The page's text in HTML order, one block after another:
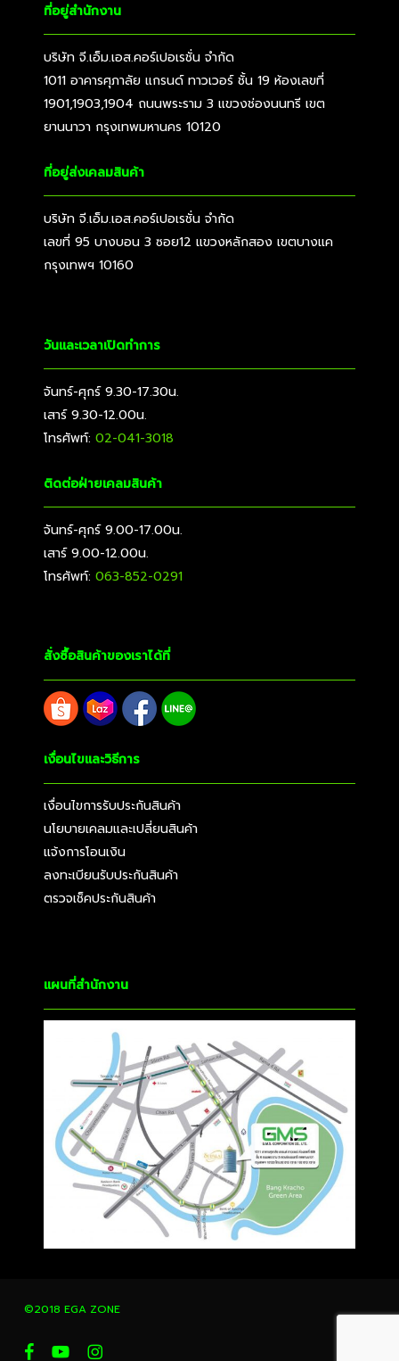
ที่อยู่สำนักงาน
บริษัท จี.เอ็ม.เอส.คอร์เปอเรชั่น จำกัด
1011 อาคารศุภาลัย แกรนด์ ทาวเวอร์ ชั้น 19 ห้องเลขที่
1901,1903,1904 ถนนพระราม 3 แขวงช่องนนทรี เขต
ยานนาวา กรุงเทพมหานคร 10120
ที่อยู่ส่งเคลมสินค้า
บริษัท จี.เอ็ม.เอส.คอร์เปอเรชั่น จำกัด
เลขที่ 95 บางบอน 3 ซอย12 แขวงหลักสอง เขตบางแค
กรุงเทพฯ 10160
วันและเวลาเปิดทำการ
จันทร์-ศุกร์ 9.30-17.30น.
เสาร์ 9.30-12.00น.
โทรศัพท์: 02-041-3018
ติดต่อฝ่ายเคลมสินค้า
จันทร์-ศุกร์ 9.00-17.00น.
เสาร์ 9.00-12.00น.
โทรศัพท์: 063-852-0291
สั่งซื้อสินค้าของเราได้ที่
เงื่อนไขและวิธีการ
เงื่อนไขการรับประกันสินค้า
นโยบายเคลมและเปลี่ยนสินค้า
แจ้งการโอนเงิน
ลงทะเบียนรับประกันสินค้า
ตรวจเช็คประกันสินค้า
แผนที่สำนักงาน
©2018 EGA ZONE
facebookyoutubeinstagram